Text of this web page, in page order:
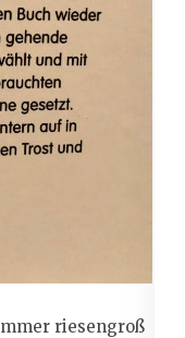
riesengroß